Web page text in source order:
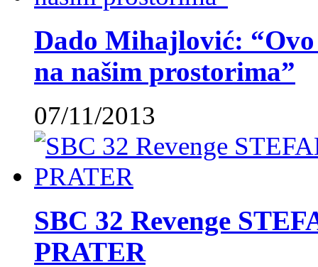
Dado Mihajlović:
na našim prostorima”
07/11/2013
SBC 32 Revenge
PRATER